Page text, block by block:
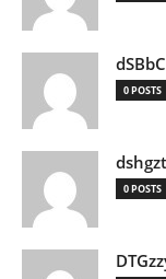
0 POSTS
0 POSTS